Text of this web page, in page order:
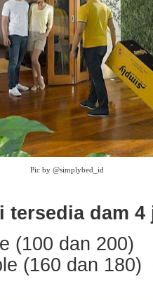
Pic by @simplybed_id
tersedia dam
(100 dan 200)
(160 dan 180)